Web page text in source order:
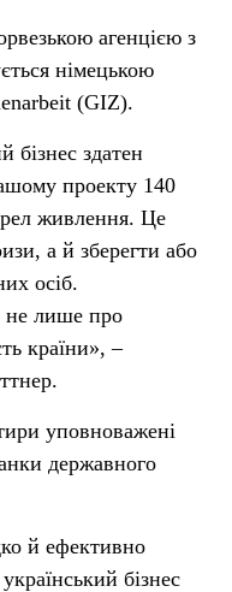
агенцією з
німецькою
(GIZ).
бізнес здатен
проекту 140
живлення. Це
а й зберегти або
осіб.
не лише про
країни», –
уповноважені
державного
й ефективно
бізнес